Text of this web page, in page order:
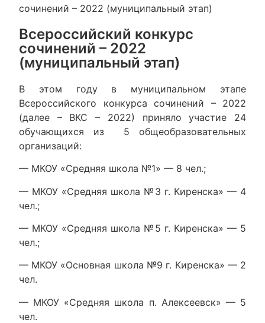
сочинений – 2022 (муниципальный этап)
Всероссийский конкурс
сочинений – 2022
(муниципальный этап)
В этом году в муниципальном этапе
Всероссийского конкурса сочинений – 2022
(далее – ВКС – 2022) приняло участие 24
обучающихся из 5 общеобразовательных
организаций:
— МКОУ «Средняя школа №1» — 8 чел.;
— МКОУ «Средняя школа №3 г. Киренска» — 4
чел.;
— МКОУ «Средняя школа №5 г. Киренска» — 5
чел.;
— МКОУ «Основная школа №9 г. Киренска» — 2
чел.
— МКОУ «Средняя школа п. Алексеевск» — 5
чел.